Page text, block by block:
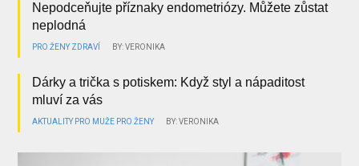
Nepodceňujte příznaky endometriózy. Můžete zůstat
neplodná
PRO ŽENY ZDRAVÍ BY: VERONIKA
Dárky a trička s potiskem: Když styl a nápaditost
mluví za vás
AKTUALITY PRO MUŽE PRO ŽENY BY: VERONIKA